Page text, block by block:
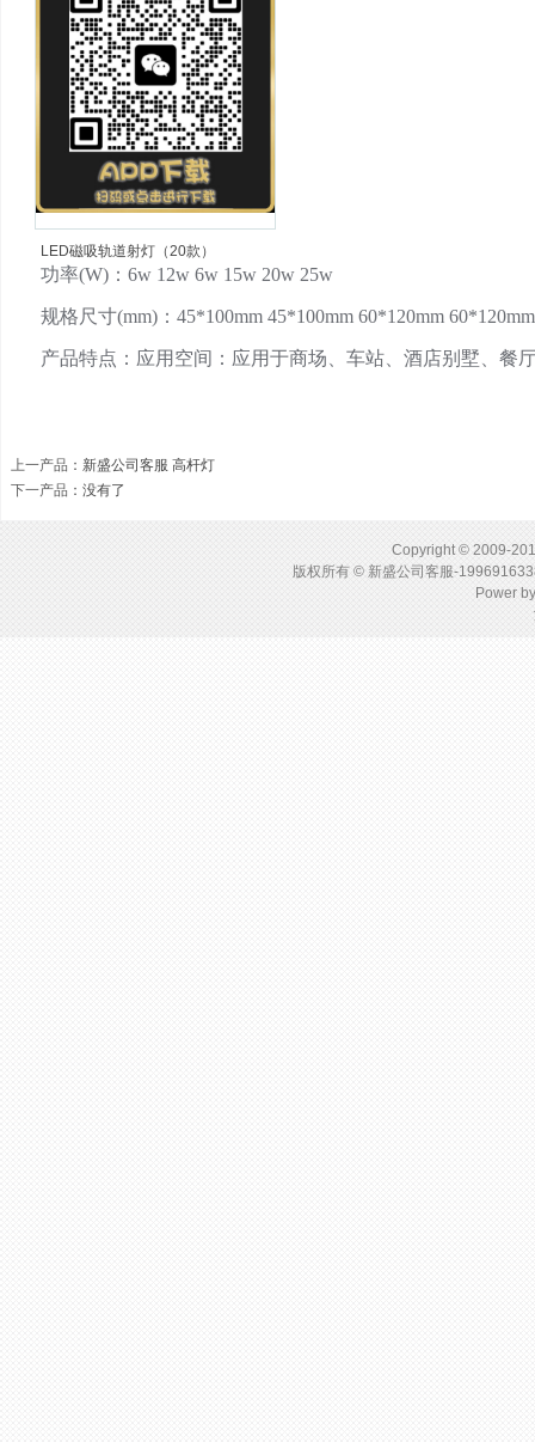
LED磁吸轨道射灯（20款）
功率(W)：6w 12w 6w 15w 20w 25w
规格尺寸(mm)：45*100mm 45*100mm 60*120mm
产品特点：应用空间：应用于商场、车站、酒店别墅、餐
上一产品 ： 新盛公司客服 高杆灯
下一产品 ：没有了
Copyright © 2009-
版权所有 © 新盛公司客服-
Power